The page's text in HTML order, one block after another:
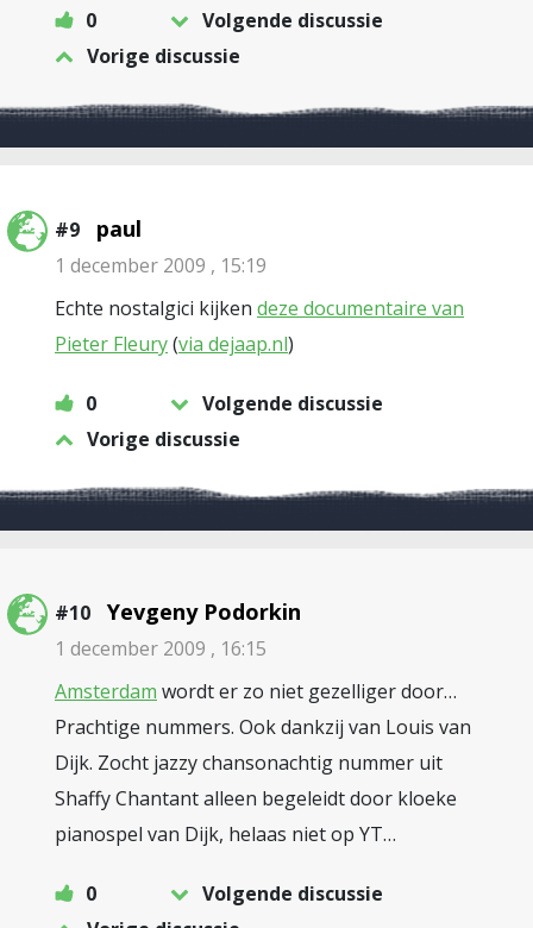
0
Volgende discussie
Vorige discussie
#9 paul
1 december 2009 , 15:19
Echte nostalgici kijken deze documentaire van
Pieter Fleury(via dejaap.nl)
0
Volgende discussie
Vorige discussie
#10 Yevgeny Podorkin
1 december 2009 , 16:15
Amsterdam wordt er zo niet gezelliger door…
Prachtige nummers. Ook dankzij van Louis van
Dijk. Zocht jazzy chansonachtig nummer uit
Shaffy Chantant alleen begeleidt door kloeke
pianospel van Dijk, helaas niet op YT…
0
Volgende discussie